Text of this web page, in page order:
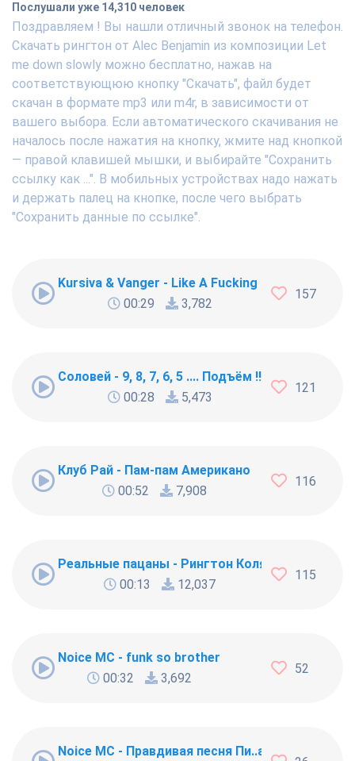
Послушали уже 14,310 человек
Поздравляем ! Вы нашли отличный звонок на телефон.
Скачать рингтон от Alec Benjamin из композиции Let
me down slowly можно бесплатно, нажав на
соответствующюю кнопку "Скачать", файл будет
скачан в формате mp3 или m4r, в зависимости от
вашего выбора. Если автоматического скачивания не
началось после нажатия на кнопку, жмите над кнопкой
— правой клавишей мышки, и выбирайте "Сохранить
ссылку как ...". В мобильных устройствах надо нажать
и держать палец на кнопке, после чего выбрать
"Сохранить данные по ссылке".
Kursiva & Vanger - Like A Fucking Newbie
00:29
3,782
157
Соловей - 9, 8, 7, 6, 5 .... Подъём !!!
00:28
5,473
121
Клуб Рай - Пам-пам Американо
00:52
7,908
116
Реальные пацаны - Рингтон Коляна
00:13
12,037
115
Noice MC - funk so brother
00:32
3,692
52
Noice MC - Правдивая песня Пи..абола